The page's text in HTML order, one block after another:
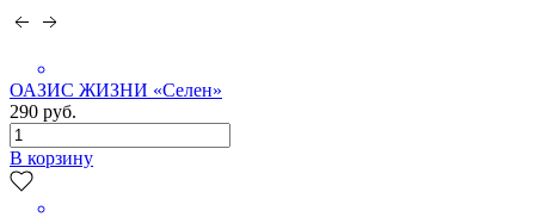
ОАЗИС ЖИЗНИ «Селен»
290 руб.
В корзину